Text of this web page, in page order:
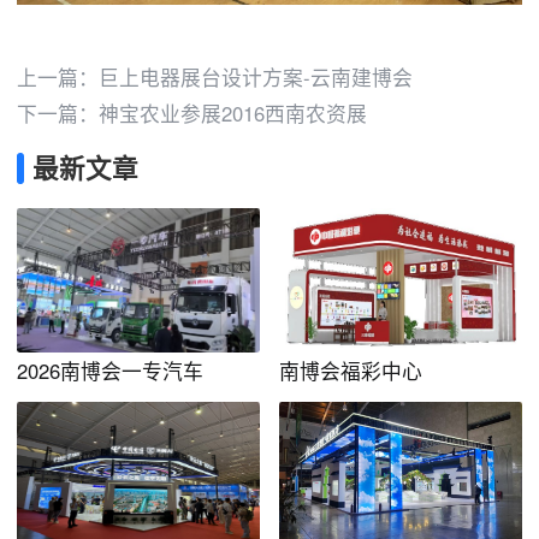
上一篇： 巨上电器展台设计方案-云南建博会
下一篇：神宝农业参展2016西南农资展
最新文章
2026南博会一专汽车 南博会福彩中心